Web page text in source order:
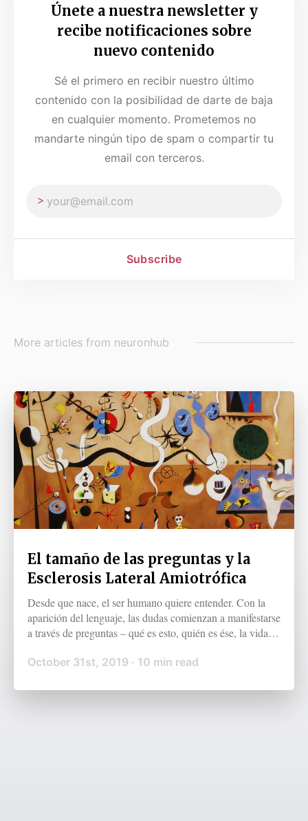
and synaptic expression in Aplysia.eLife,3, 1-21.
Guesgen, M. (2020).
The Search for the Engram:
Where Memory Lives in the Brain . BrainFacts. Fuente
Wikipedia contributors. (2020).Hebbian theory.
Fuente
Únete a nuestra newsletter y
recibe notificaciones sobre
nuevo contenido
Sé el primero en recibir nuestro último
contenido con la posibilidad de darte de baja
en cualquier momento. Prometemos no
mandarte ningún tipo de spam o compartir tu
email con terceros.
Subscribe
More articles from neuronhub
El tamaño de las preguntas y la
Esclerosis Lateral Amiotrófica
Desde que nace, el ser humano quiere entender. Con la
aparición del lenguaje, las dudas comienzan a manifestarse
a través de preguntas – qué es esto, quién es ése, la vida
formular un niño de tres años – agilizando así la
hu
October 31st, 2019 · 10 min read